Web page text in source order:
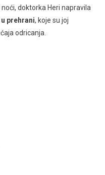
doktorka Heri napravila
prehrani, koje su joj
odricanja.